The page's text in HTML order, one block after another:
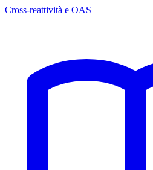
Cross-reattività e OAS